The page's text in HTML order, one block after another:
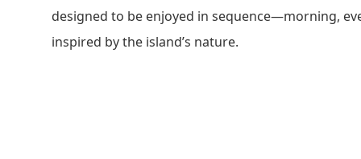
designed to be enjoyed in sequence—morning,
inspired by the island’s nature.